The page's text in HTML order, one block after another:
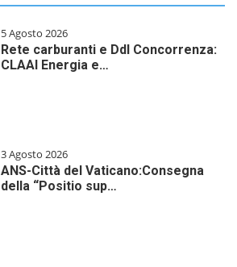
5 Agosto 2026
Rete carburanti e Ddl Concorrenza:
CLAAI Energia e…
3 Agosto 2026
ANS-Città del Vaticano:Consegna
della “Positio sup…